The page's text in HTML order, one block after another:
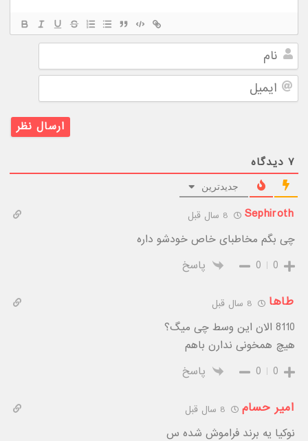
ایمیل
۷ دیدگاه
جدیدترین
Sephiroth 8 سال قبل
چی بگم مخاطبای خاص خودشو داره
0
0 پاسخ
طاها
8110 الان این وسط چی میگ؟
هیچ همخونی ندارن باهم
0
0 پاسخ
امیر حسام 8 سال قبل
نوکیا یه برند فراموش شده س